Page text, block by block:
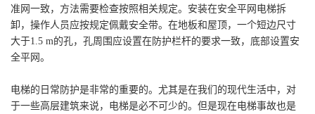
准网一致，方法需要检查按照相关规定。安装在安全平网电梯拆
卸，操作人员应按规定佩戴安全带。在地板和屋顶，一个短边尺寸
大于1.5 m的孔，孔周围应设置在防护栏杆的要求一致，底部设置安
全平网。
电梯的日常防护是非常的重要的。尤其是在我们的现代生活中，对
于一些高层建筑来说，电梯是必不可少的。但是现在电梯事故也是